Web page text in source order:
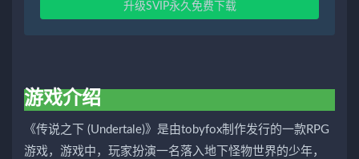
升级SVIP永久免费下载
游戏介绍
《传说之下 (Undertale)》是由tobyfox制作发行的一款RPG
游戏，游戏中，玩家扮演一名落入地下怪物世界的少年，